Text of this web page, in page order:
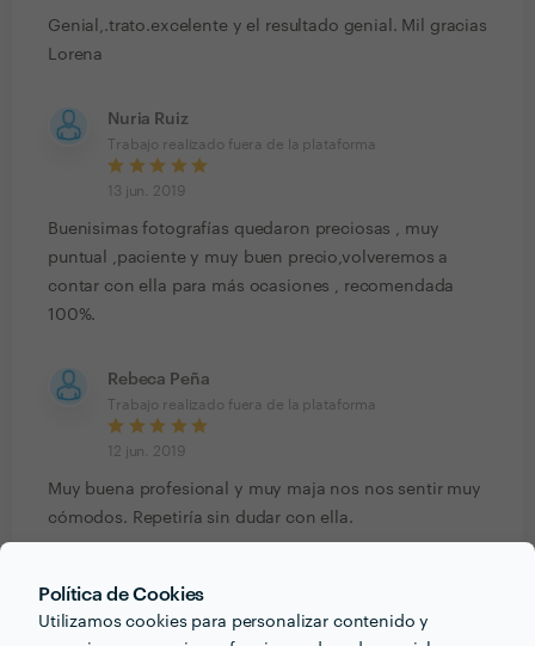
Política de Cookies
Utilizamos cookies para personalizar contenido y
Genial,.trato.excelente y el resultado genial. Mil gracias
Lorena
Nuria Ruiz
Trabajo realizado fuera de la plataforma
13 jun. 2019
Buenisimas fotografías quedaron preciosas , muy
puntual ,paciente y muy buen precio,volveremos a
contar con ella para más ocasiones , recomendada
100%.
Rebeca Peña
Trabajo realizado fuera de la plataforma
12 jun. 2019
Muy buena profesional y muy maja nos nos sentir muy
cómodos. Repetiría sin dudar con ella.
Enrique Barajas